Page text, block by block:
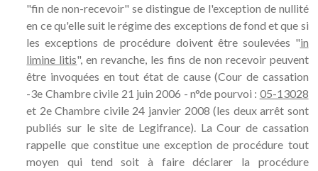
"fin de non-recevoir" se distingue de l'exception de nullité
en ce qu'elle suit le régime des exceptions de fond et que si
les exceptions de procédure doivent être soulevées "in
limine litis", en revanche, les fins de non recevoir peuvent
être invoquées en tout état de cause (Cour de cassation
-3e Chambre civile 21 juin 2006 - n°de pourvoi : 05-13028
et 2e Chambre civile 24 janvier 2008 (les deux arrêt sont
publiés sur le site de Legifrance). La Cour de cassation
rappelle que constitue une exception de procédure tout
moyen qui tend soit à faire déclarer la procédure